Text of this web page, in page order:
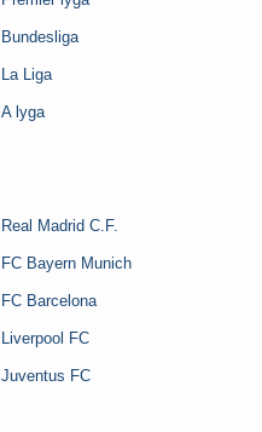
Bundesliga
La Liga
A lyga
Real Madrid C.F.
FC Bayern Munich
FC Barcelona
Liverpool FC
Juventus FC